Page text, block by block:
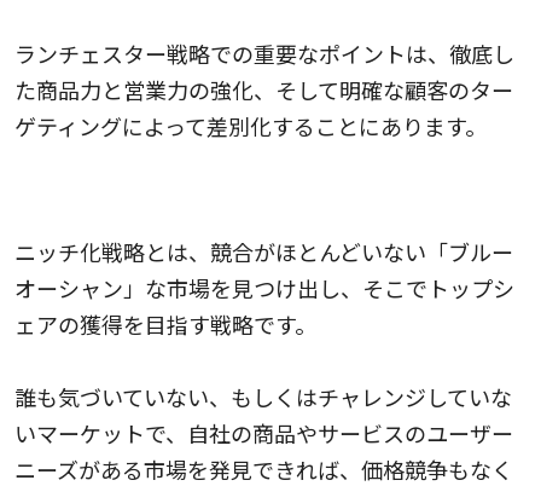
ランチェスター戦略での重要なポイントは、徹底し
た商品力と営業力の強化、そして明確な顧客のター
ゲティングによって差別化することにあります。
ニッチ化戦略とは、競合がほとんどいない「ブルー
オーシャン」な市場を見つけ出し、そこでトップシ
ェアの獲得を目指す戦略です。
誰も気づいていない、もしくはチャレンジしていな
いマーケットで、自社の商品やサービスのユーザー
ニーズがある市場を発見できれば、価格競争もなく